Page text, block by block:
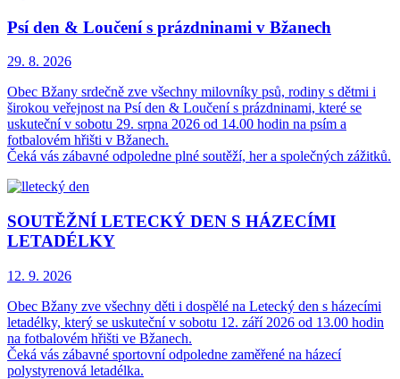
Psí den & Loučení s prázdninami v Bžanech
29. 8. 2026
Obec Bžany srdečně zve všechny milovníky psů, rodiny s dětmi i
širokou veřejnost na Psí den & Loučení s prázdninami, které se
uskuteční v sobotu 29. srpna 2026 od 14.00 hodin na psím a
fotbalovém hřišti v Bžanech.
Čeká vás zábavné odpoledne plné soutěží, her a společných zážitků.
SOUTĚŽNÍ LETECKÝ DEN S HÁZECÍMI
LETADÉLKY
12. 9. 2026
Obec Bžany zve všechny děti i dospělé na Letecký den s házecími
letadélky, který se uskuteční v sobotu 12. září 2026 od 13.00 hodin
na fotbalovém hřišti ve Bžanech.
Čeká vás zábavné sportovní odpoledne zaměřené na házecí
polystyrenová letadélka.